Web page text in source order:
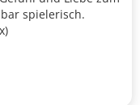
spielerisch.